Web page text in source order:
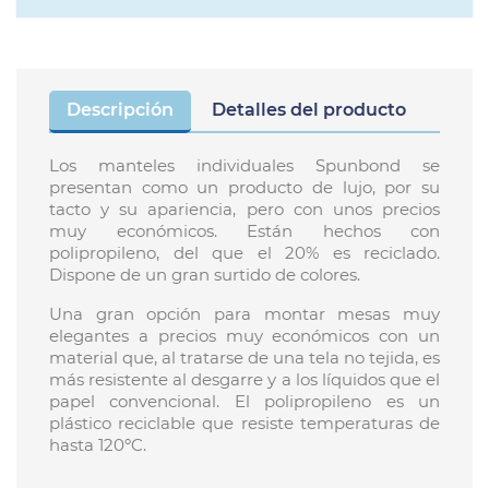
Descripción Detalles del producto
Los manteles individuales Spunbond se
presentan como un producto de lujo, por su
tacto y su apariencia, pero con unos precios
muy económicos. Están hechos con
polipropileno, del que el 20% es reciclado.
Dispone de un gran surtido de colores.
Una gran opción para montar mesas muy
elegantes a precios muy económicos con un
material que, al tratarse de una tela no tejida, es
más resistente al desgarre y a los líquidos que el
papel convencional. El polipropileno es un
plástico reciclable que resiste temperaturas de
hasta 120ºC.